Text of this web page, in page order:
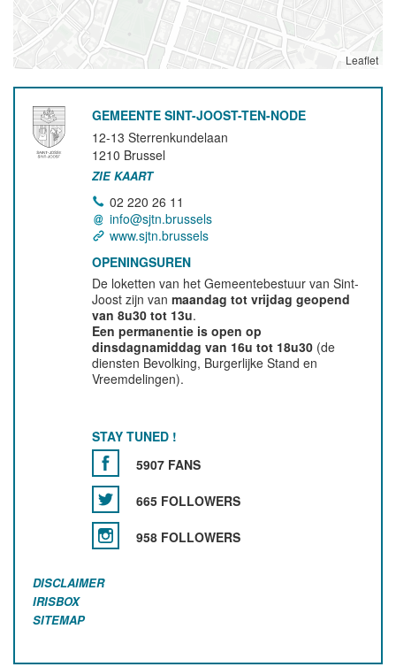
Leaflet
GEMEENTE SINT-JOOST-TEN-NODE
12-13 Sterrenkundelaan
1210 Brussel
ZIE KAART
02 220 26 11
info@sjtn.brussels
www.sjtn.brussels
OPENINGSUREN
De loketten van het Gemeentebestuur van Sint-
Joost zijn vanmaandag tot vrijdag geopend
van 8u30 tot 13u.
Een permanentie is open op
dinsdagnamiddag van 16u tot 18u30 (de
diensten Bevolking, Burgerlijke Stand en
Vreemdelingen).
STAY TUNED !
5907 FANS
665 FOLLOWERS
958 FOLLOWERS
DISCLAIMER
IRISBOX
SITEMAP